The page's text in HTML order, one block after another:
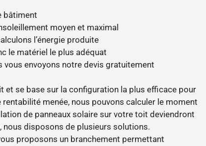
bâtiment
moyen et maximal
l’énergie produite
le matériel le plus adéquat
vous envoyons notre devis gratuitement
et se base sur la configuration la plus efficace pour
rentabilité menée, nous pouvons calculer le moment
de panneaux solaire sur votre toit deviendront
nous disposons de plusieurs solutions.
proposons un branchement permettant